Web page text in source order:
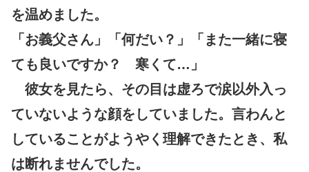
を温めました。
「お義父さん」「何だい？」「また一緒に寝
ても良いですか？ 寒くて…」
彼女を見たら、その目は虚ろで涙以外入っ
ていないような顔をしていました。言わんと
していることがようやく理解できたとき、私
は断れませんでした。